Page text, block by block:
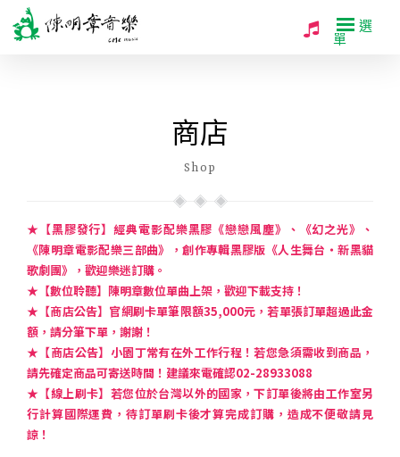
選
單
商店
Shop
★【黑膠發行】經典電影配樂黑膠《戀戀風塵》、《幻之光》、
《陳明章電影配樂三部曲》，創作專輯黑膠版《人生舞台・新黑貓
歌劇團》，歡迎樂迷訂購。
★【數位聆聽】陳明章數位單曲上架，歡迎下載支持！
★【商店公告】官網刷卡單筆限額35,000元，若單張訂單超過此金
額，請分筆下單，謝謝！
★【商店公告】小園丁常有在外工作行程！若您急須需收到商品，
請先確定商品可寄送時間！建議來電確認02-28933088
★【線上刷卡】若您位於台灣以外的國家，下訂單後將由工作室另
行計算國際運費，待訂單刷卡後才算完成訂購，造成不便敬請見
諒！